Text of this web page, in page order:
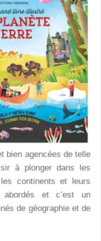
bien agencées de telle
à plonger dans les
continents et leurs
abordés et c’est un
de géographie et de